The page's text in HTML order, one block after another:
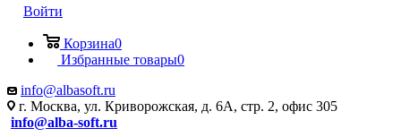
Войти
Корзина0
Избранные товары0
info@albasoft.ru
г. Москва, ул. Криворожская, д. 6А, стр. 2, офис 305
info@alba-soft.ru